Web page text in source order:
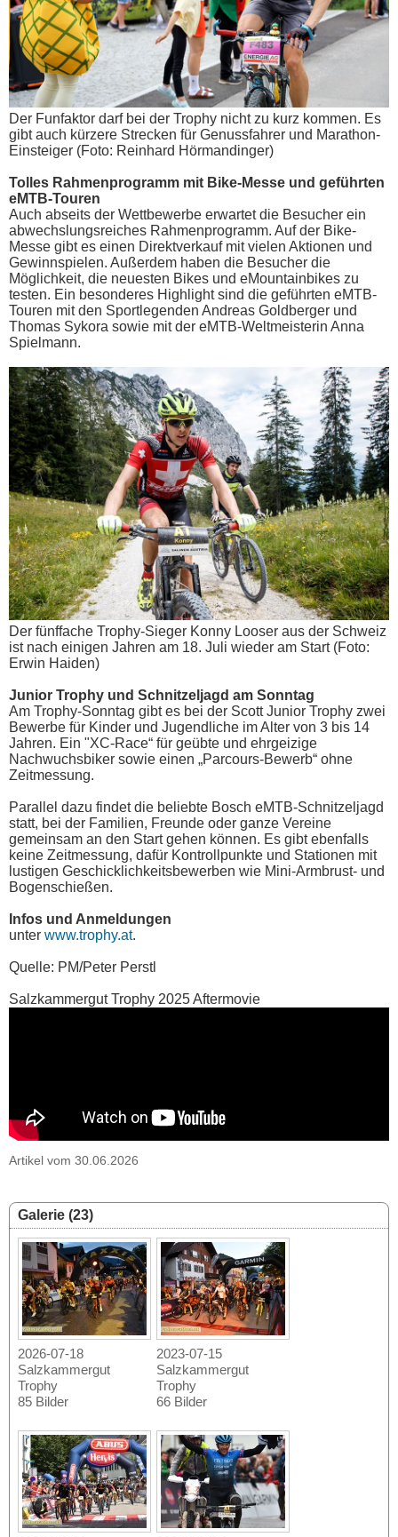
Der Funfaktor darf bei der Trophy nicht zu kurz kommen. Es
gibt auch kürzere Strecken für Genussfahrer und Marathon-
Einsteiger (Foto: Reinhard Hörmandinger)
Tolles Rahmenprogramm mit Bike-Messe und geführten
eMTB-Touren
Auch abseits der Wettbewerbe erwartet die Besucher ein
abwechslungsreiches Rahmenprogramm. Auf der Bike-
Messe gibt es einen Direktverkauf mit vielen Aktionen und
Gewinnspielen. Außerdem haben die Besucher die
Möglichkeit, die neuesten Bikes und eMountainbikes zu
testen. Ein besonderes Highlight sind die geführten eMTB-
Touren mit den Sportlegenden Andreas Goldberger und
Thomas Sykora sowie mit der eMTB-Weltmeisterin Anna
Spielmann.
Der fünffache Trophy-Sieger Konny Looser aus der Schweiz
ist nach einigen Jahren am 18. Juli wieder am Start (Foto:
Erwin Haiden)
Junior Trophy und Schnitzeljagd am Sonntag
Am Trophy-Sonntag gibt es bei der Scott Junior Trophy zwei
Bewerbe für Kinder und Jugendliche im Alter von 3 bis 14
Jahren. Ein "XC-Race“ für geübte und ehrgeizige
Nachwuchsbiker sowie einen „Parcours-Bewerb“ ohne
Zeitmessung.
Parallel dazu findet die beliebte Bosch eMTB-Schnitzeljagd
statt, bei der Familien, Freunde oder ganze Vereine
gemeinsam an den Start gehen können. Es gibt ebenfalls
keine Zeitmessung, dafür Kontrollpunkte und Stationen mit
lustigen Geschicklichkeitsbewerben wie Mini-Armbrust- und
Bogenschießen.
Infos und Anmeldungen
unter www.trophy.at.
Quelle: PM/Peter Perstl
Salzkammergut Trophy 2025 Aftermovie
Artikel vom 30.06.2026
Galerie (23)
2026-07-18
Salzkammergut
Trophy
85 Bilder
2023-07-15
Salzkammergut
Trophy
66 Bilder